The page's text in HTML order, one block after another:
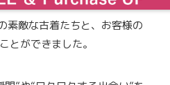
素敵な古着たちと、お客様の
とができました。